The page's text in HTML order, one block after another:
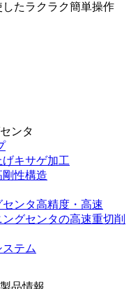
たラクラク簡単操作
ンタ
げキサゲ加工
剛性構造
ンタ高精度・高速
グセンタの高速重切削
テム
製品情報